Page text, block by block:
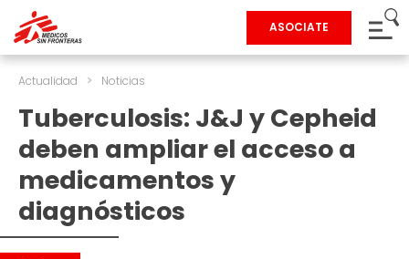
ASOCIATE
Actualidad > Noticias
Tuberculosis: J&J y Cepheid
deben ampliar el acceso a
medicamentos y
diagnósticos